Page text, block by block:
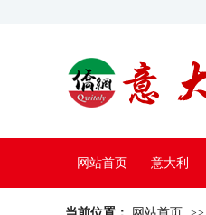
网站首页 意大利